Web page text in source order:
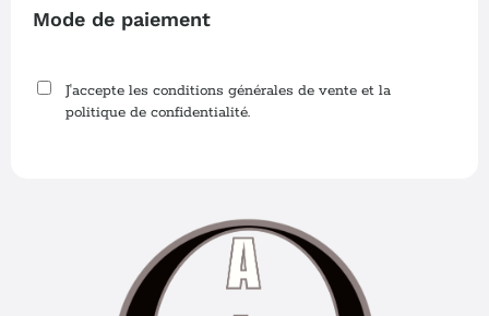
Mode de paiement
J'accepte les conditions générales de vente et la
politique de confidentialité.